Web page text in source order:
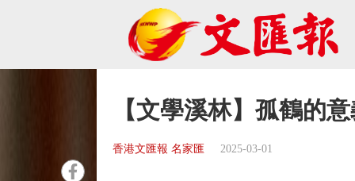
【文學溪林】孤鶴的
香港文匯報 名家匯 2025-03-01